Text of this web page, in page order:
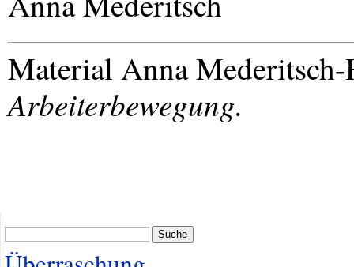
Material Anna
Arbeiterbewegung.
Suche